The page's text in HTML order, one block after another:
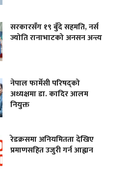
सरकारसँग १९ बुँदे सहमति, नर्स
ज्योति रानाभाटको अनसन अन्त्य
नेपाल फार्मेसी परिषद्को
अध्यक्षमा डा. कादिर आलम
नियुक्त
रेडक्रसमा अनियमितता देखिए
प्रमाणसहित उजुरी गर्न आह्वान